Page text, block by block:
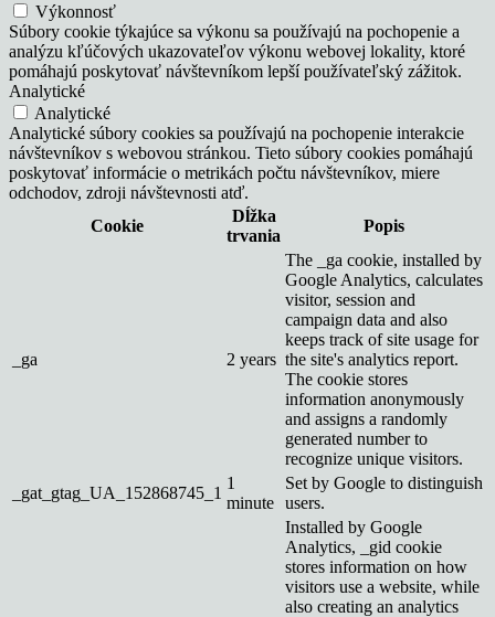
Výkonnosť
Súbory cookie týkajúce sa výkonu sa používajú na pochopenie a
analýzu kľúčových ukazovateľov výkonu webovej lokality, ktoré
pomáhajú poskytovať návštevníkom lepší používateľský zážitok.
Analytické
Analytické
Analytické súbory cookies sa používajú na pochopenie interakcie
návštevníkov s webovou stránkou. Tieto súbory cookies pomáhajú
poskytovať informácie o metrikách počtu návštevníkov, miere
odchodov, zdroji návštevnosti atď.
Cookie
Dĺžka
trvania
Popis
_ga 2 years
The _ga cookie, installed by
Google Analytics, calculates
visitor, session and
campaign data and also
keeps track of site usage for
the site's analytics report.
The cookie stores
information anonymously
and assigns a randomly
generated number to
recognize unique visitors.
_gat_gtag_UA_152868745_1
1
minute
Set by Google to distinguish
users.
Installed by Google
Analytics, _gid cookie
stores information on how
visitors use a website, while
also creating an analytics